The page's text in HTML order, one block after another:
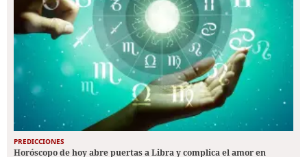
PREDICCIONES
Horóscopo de hoy abre puertas a Libra y complica el amor en